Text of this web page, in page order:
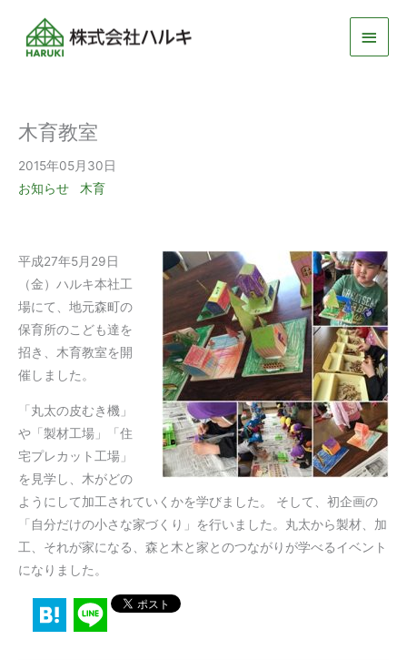
メ
木育教室
2015年05月30日
お知らせ
木育
平成27年5月29日
（金）ハルキ本社工
場にて、地元森町の
保育所のこども達を
招き、木育教室を開
催しました。
「丸太の皮むき機」
や「製材工場」「住
宅プレカット工場」
を見学し、木がどの
ようにして加工されていくかを学びました。 そして、初企画の
「自分だけの小さな家づくり」を行いました。丸太から製材、加
工、それが家になる、森と木と家とのつながりが学べるイベント
になりました。